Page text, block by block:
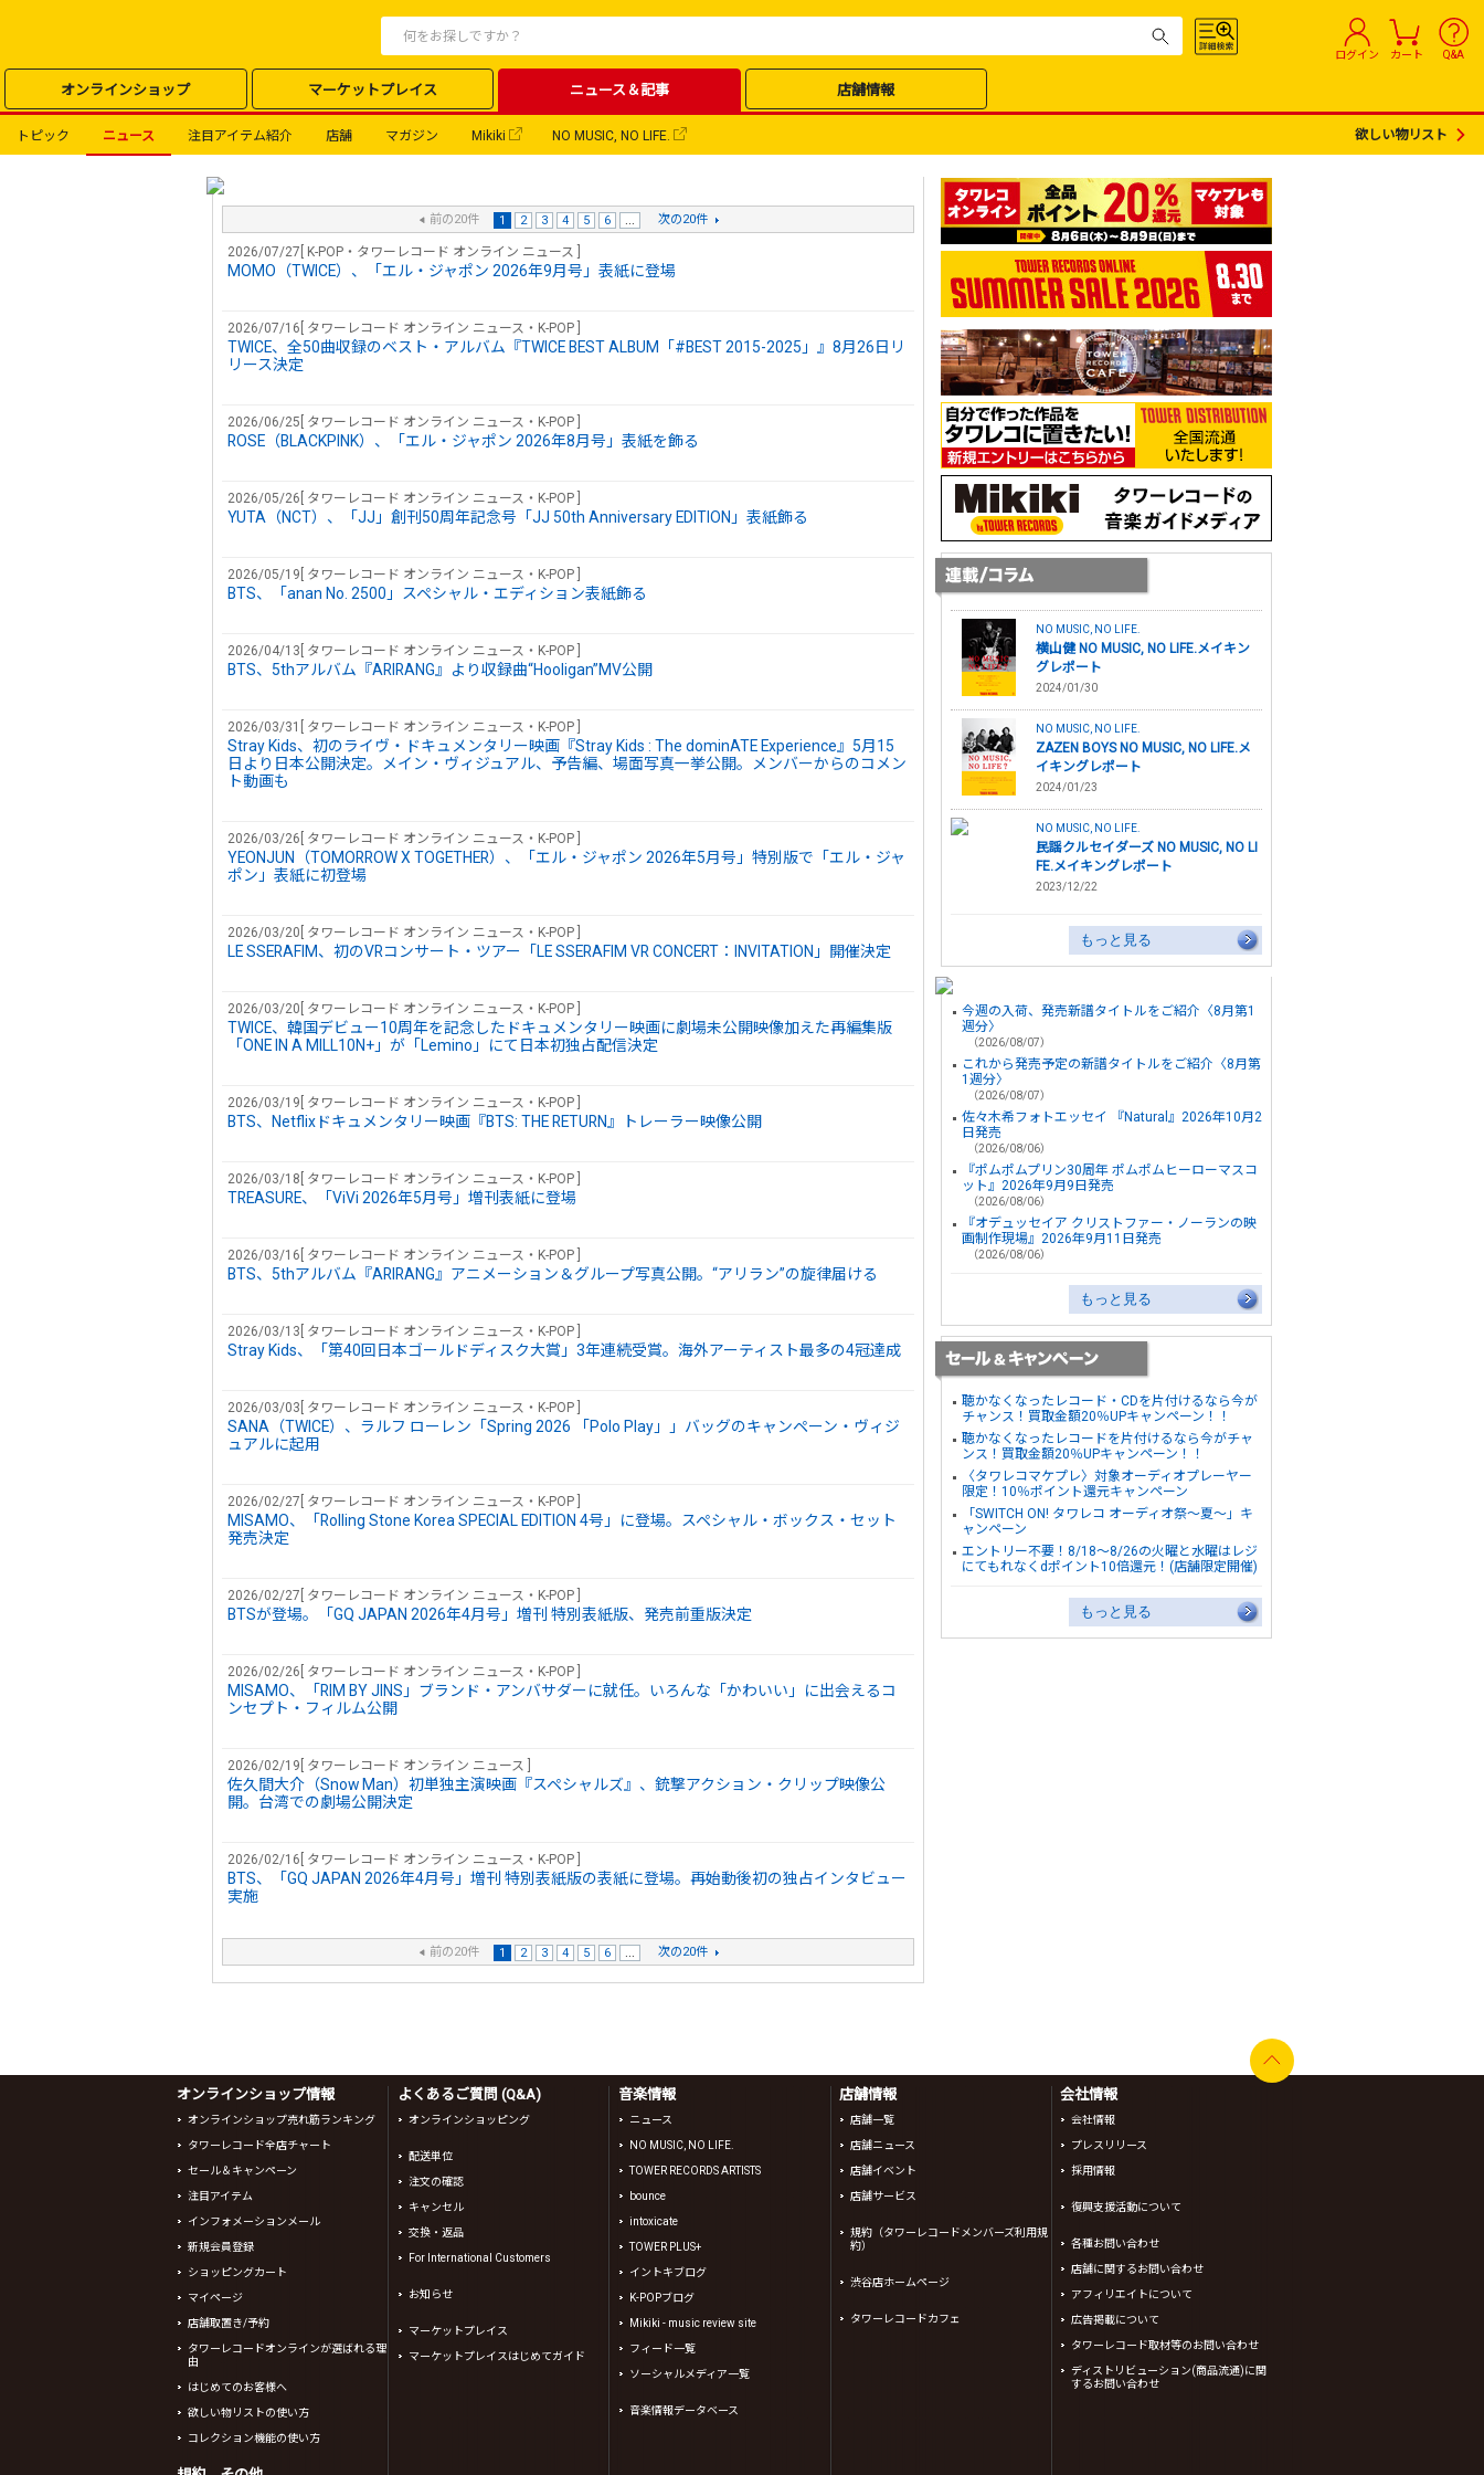
ログイン カート Q&A
オンラインショップ マーケットプレイス ニュース＆記事 店舗情報
トピック ニュース 注目アイテム紹介 店舗 マガジン Mikiki NO MUSIC, NO LIFE. 欲しい物リスト
前の20件 1 2 3 4 5 6 ... 次の20件
2026/07/27[ K-POP・タワーレコード オンライン ニュース ]
MOMO（TWICE）、「エル・ジャポン 2026年9月号」表紙に登場
2026/07/16[ タワーレコード オンライン ニュース・K-POP ]
TWICE、全50曲収録のベスト・アルバム『TWICE BEST ALBUM「#BEST 2015-2025」』8月26日リ
リース決定
2026/06/25[ タワーレコード オンライン ニュース・K-POP ]
ROSE（BLACKPINK）、「エル・ジャポン 2026年8月号」表紙を飾る
2026/05/26[ タワーレコード オンライン ニュース・K-POP ]
YUTA（NCT）、「JJ」創刊50周年記念号「JJ 50th Anniversary EDITION」表紙飾る
2026/05/19[ タワーレコード オンライン ニュース・K-POP ]
BTS、「anan No. 2500」スペシャル・エディション表紙飾る
2026/04/13[ タワーレコード オンライン ニュース・K-POP ]
BTS、5thアルバム『ARIRANG』より収録曲“Hooligan”MV公開
2026/03/31[ タワーレコード オンライン ニュース・K-POP ]
Stray Kids、初のライヴ・ドキュメンタリー映画『Stray Kids : The dominATE Experience』5月15
日より日本公開決定。メイン・ヴィジュアル、予告編、場面写真一挙公開。メンバーからのコメン
ト動画も
2026/03/26[ タワーレコード オンライン ニュース・K-POP ]
YEONJUN（TOMORROW X TOGETHER）、「エル・ジャポン 2026年5月号」特別版で「エル・ジャ
ポン」表紙に初登場
2026/03/20[ タワーレコード オンライン ニュース・K-POP ]
LE SSERAFIM、初のVRコンサート・ツアー「LE SSERAFIM VR CONCERT：INVITATION」開催決定
2026/03/20[ タワーレコード オンライン ニュース・K-POP ]
TWICE、韓国デビュー10周年を記念したドキュメンタリー映画に劇場未公開映像加えた再編集版
「ONE IN A MILL10N+」が「Lemino」にて日本初独占配信決定
2026/03/19[ タワーレコード オンライン ニュース・K-POP ]
BTS、Netflixドキュメンタリー映画『BTS: THE RETURN』トレーラー映像公開
2026/03/18[ タワーレコード オンライン ニュース・K-POP ]
TREASURE、「ViVi 2026年5月号」増刊表紙に登場
2026/03/16[ タワーレコード オンライン ニュース・K-POP ]
BTS、5thアルバム『ARIRANG』アニメーション＆グループ写真公開。“アリラン”の旋律届ける
2026/03/13[ タワーレコード オンライン ニュース・K-POP ]
Stray Kids、「第40回日本ゴールドディスク大賞」3年連続受賞。海外アーティスト最多の4冠達成
2026/03/03[ タワーレコード オンライン ニュース・K-POP ]
SANA（TWICE）、ラルフ ローレン「Spring 2026 「Polo Play」」バッグのキャンペーン・ヴィジ
ュアルに起用
2026/02/27[ タワーレコード オンライン ニュース・K-POP ]
MISAMO、「Rolling Stone Korea SPECIAL EDITION 4号」に登場。スペシャル・ボックス・セット
発売決定
2026/02/27[ タワーレコード オンライン ニュース・K-POP ]
BTSが登場。「GQ JAPAN 2026年4月号」増刊 特別表紙版、発売前重版決定
2026/02/26[ タワーレコード オンライン ニュース・K-POP ]
MISAMO、「RIM BY JINS」ブランド・アンバサダーに就任。いろんな「かわいい」に出会えるコ
ンセプト・フィルム公開
2026/02/19[ タワーレコード オンライン ニュース ]
佐久間大介（Snow Man）初単独主演映画『スペシャルズ』、銃撃アクション・クリップ映像公
開。台湾での劇場公開決定
2026/02/16[ タワーレコード オンライン ニュース・K-POP ]
BTS、「GQ JAPAN 2026年4月号」増刊 特別表紙版の表紙に登場。再始動後初の独占インタビュー
実施
前の20件 1 2 3 4 5 6 ... 次の20件
NO MUSIC, NO LIFE.
横山健 NO MUSIC, NO LIFE.メイキン
グレポート
2024/01/30
NO MUSIC, NO LIFE.
ZAZEN BOYS NO MUSIC, NO LIFE.メ
イキングレポート
2024/01/23
NO MUSIC, NO LIFE.
民謡クルセイダーズ NO MUSIC, NO LI
FE.メイキングレポート
2023/12/22
もっと見る
今週の入荷、発売新譜タイトルをご紹介〈8月第1
週分〉
（2026/08/07）
これから発売予定の新譜タイトルをご紹介〈8月第
1週分〉
（2026/08/07）
佐々木希フォトエッセイ 『Natural』2026年10月2
日発売
（2026/08/06）
『ポムポムプリン30周年 ポムポムヒーローマスコ
ット』2026年9月9日発売
（2026/08/06）
『オデュッセイア クリストファー・ノーランの映
画制作現場』2026年9月11日発売
（2026/08/06）
もっと見る
聴かなくなったレコード・CDを片付けるなら今が
チャンス！買取金額20％UPキャンペーン！！
聴かなくなったレコードを片付けるなら今がチャ
ンス！買取金額20％UPキャンペーン！！
〈タワレコマケプレ〉対象オーディオプレーヤー
限定！10％ポイント還元キャンペーン
「SWITCH ON! タワレコ オーディオ祭～夏～」キ
ャンペーン
エントリー不要！8/18～8/26の火曜と水曜はレジ
にてもれなくdポイント10倍還元！(店舗限定開催)
もっと見る
オンラインショップ情報
オンラインショップ売れ筋ランキング
タワーレコード全店チャート
セール＆キャンペーン
注目アイテム
インフォメーションメール
新規会員登録
ショッピングカート
マイページ
店舗取置き/予約
タワーレコードオンラインが選ばれる理
由
はじめてのお客様へ
欲しい物リストの使い方
コレクション機能の使い方
よくあるご質問 (Q&A)
オンラインショッピング
配送単位
注文の確認
キャンセル
交換・返品
For International Customers
お知らせ
マーケットプレイス
マーケットプレイスはじめてガイド
音楽情報
ニュース
NO MUSIC, NO LIFE.
TOWER RECORDS ARTISTS
bounce
intoxicate
TOWER PLUS+
イントキブログ
K-POPブログ
Mikiki - music review site
フィード一覧
ソーシャルメディア一覧
音楽情報データベース
店舗情報
店舗一覧
店舗ニュース
店舗イベント
店舗サービス
規約（タワーレコードメンバーズ利用規
約）
渋谷店ホームページ
タワーレコードカフェ
会社情報
会社情報
プレスリリース
採用情報
復興支援活動について
各種お問い合わせ
店舗に関するお問い合わせ
アフィリエイトについて
広告掲載について
タワーレコード取材等のお問い合わせ
ディストリビューション(商品流通)に関
するお問い合わせ